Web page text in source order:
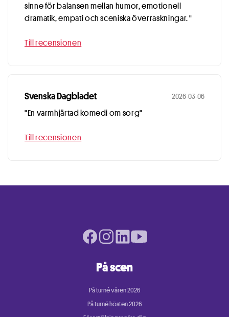
sinne för balansen mellan humor, emotionell
dramatik, empati och sceniska överraskningar. "
Till recensionen
Svenska Dagbladet 2026-03-06
"En varmhjärtad komedi om sorg"
Till recensionen
På scen
På turné våren 2026
På turné hösten 2026
Facebook page
Instagram page
LinkedIn pageYoutube page